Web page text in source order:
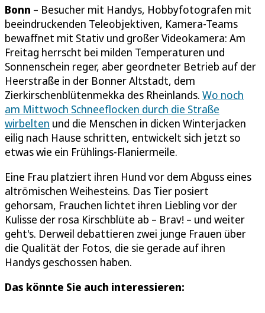
Bonn – Besucher mit Handys, Hobbyfotografen mit
beeindruckenden Teleobjektiven, Kamera-Teams
bewaffnet mit Stativ und großer Videokamera: Am
Freitag herrscht bei milden Temperaturen und
Sonnenschein reger, aber geordneter Betrieb auf der
Heerstraße in der Bonner Altstadt, dem
Zierkirschenblütenmekka des Rheinlands. Wo noch
am Mittwoch Schneeflocken durch die Straße
wirbelten und die Menschen in dicken Winterjacken
eilig nach Hause schritten, entwickelt sich jetzt so
etwas wie ein Frühlings-Flaniermeile.
Eine Frau platziert ihren Hund vor dem Abguss eines
altrömischen Weihesteins. Das Tier posiert
gehorsam, Frauchen lichtet ihren Liebling vor der
Kulisse der rosa Kirschblüte ab – Brav! – und weiter
geht's. Derweil debattieren zwei junge Frauen über
die Qualität der Fotos, die sie gerade auf ihren
Handys geschossen haben.
Das könnte Sie auch interessieren: